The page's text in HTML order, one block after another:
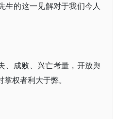
生的这一见解对于我们今人
、成败、兴亡考量，开放舆
权者利大于弊。